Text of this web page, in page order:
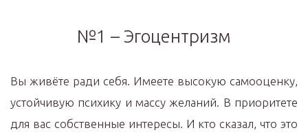
№1 – Эгоцентризм
Вы живёте ради себя. Имеете высокую самооценку,
устойчивую психику и массу желаний. В приоритете
для вас собственные интересы. И кто сказал, что это